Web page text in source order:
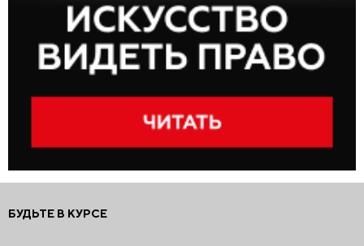
БУДЬТЕ В КУРСЕ